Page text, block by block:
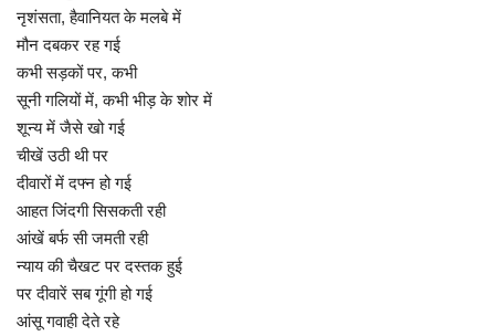
नृशंसता, हैवानियत के मलबे में
मौन दबकर रह गई
कभी सड़कों पर, कभी
सूनी गलियों में, कभी भीड़ के शोर में
शून्य में जैसे खो गई
चीखें उठी थी पर
दीवारों में दफ्न हो गई
आहत जिंदगी सिसकती रही
आंखें बर्फ सी जमती रही
न्याय की चैखट पर दस्तक हुई
पर दीवारें सब गूंगी हो गई
आंसू गवाही देते रहे